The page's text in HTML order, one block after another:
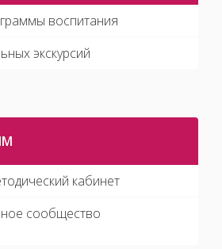
воспитания
экскурсий
кабинет
сообщество